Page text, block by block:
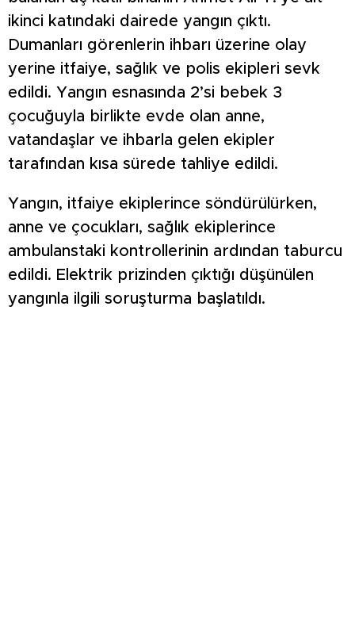
ikinci katındaki dairede yangın çıktı.
Dumanları görenlerin ihbarı üzerine olay
yerine itfaiye, sağlık ve polis ekipleri sevk
edildi. Yangın esnasında 2’si bebek 3
çocuğuyla birlikte evde olan anne,
vatandaşlar ve ihbarla gelen ekipler
tarafından kısa sürede tahliye edildi.
Yangın, itfaiye ekiplerince söndürülürken,
anne ve çocukları, sağlık ekiplerince
ambulanstaki kontrollerinin ardından taburcu
edildi. Elektrik prizinden çıktığı düşünülen
yangınla ilgili soruşturma başlatıldı.